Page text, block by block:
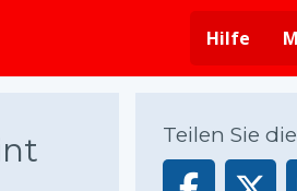
Hilfe
Teilen Sie